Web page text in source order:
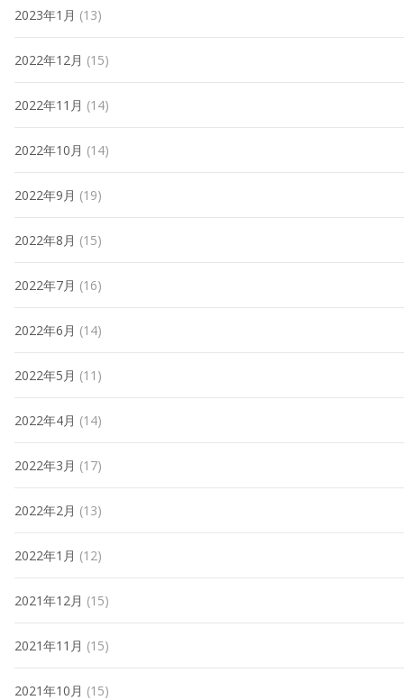
2023年1月 (13)
2022年12月 (15)
2022年11月 (14)
2022年10月 (14)
2022年9月 (19)
2022年8月 (15)
2022年7月 (16)
2022年6月 (14)
2022年5月 (11)
2022年4月 (14)
2022年3月 (17)
2022年2月 (13)
2022年1月 (12)
2021年12月 (15)
2021年11月 (15)
2021年10月 (15)